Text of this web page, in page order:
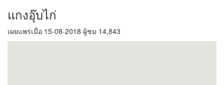
แกงอุ๊บไก่
เผยแพร่เมื่อ 15-08-2018 ผู้ชม 14,843